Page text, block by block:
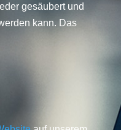
gesäubert und
kann. Das